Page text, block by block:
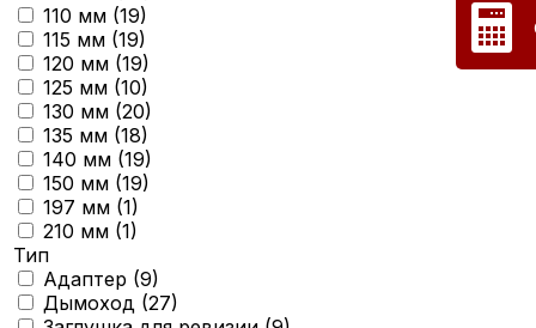
110 мм (19)
115 мм (19)
120 мм (19)
125 мм (10)
130 мм (20)
135 мм (18)
140 мм (19)
150 мм (19)
197 мм (1)
210 мм (1)
Тип
Адаптер (9)
Дымоход (27)